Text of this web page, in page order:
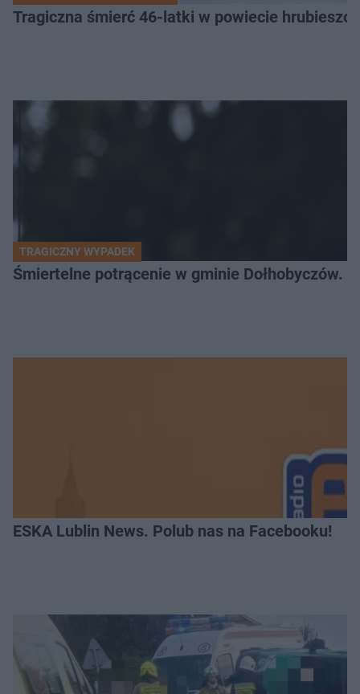
Tragiczna śmierć 46-latki w powiecie
TRAGICZNY WYPADEK
Śmiertelne potrącenie w gminie Dołhobyczów.
ESKA Lublin News. Polub nas na Facebooku!